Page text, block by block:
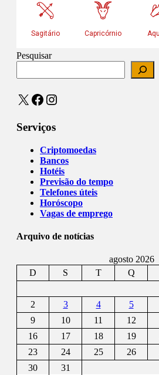
Pesquisar
X Facebook
Instagram
Serviços
Criptomoedas
Bancos
Hotéis
Previsão do tempo
Telefones úteis
Horóscopo
Vagas de emprego
Arquivo de notícias
agosto 2026
D
S T Q
2
3 4 5
9
10 11 12
16
17 18 19
23
24 25 26
30
31